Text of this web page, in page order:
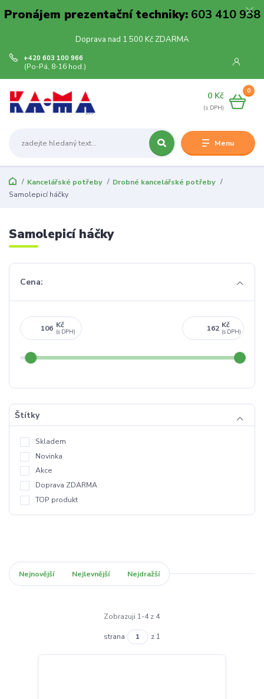
Pronájem prezentační techniky:603 410 938
Doprava nad 1 500 Kč ZDARMA
Menu
+420 603 100 966
(Po-Pá, 8-16 hod.)
0
0 Kč
Kancelářské potřeby
Drobné kancelářské potřeby
Samolepicí háčky
Samolepicí háčky
Cena:
Kč Kč
Štítky
Skladem
Novinka
Akce
Doprava ZDARMA
TOP produkt
Nejnovější Nejlevnější Nejdražší
Zobrazuji 1-4 z 4
strana z 1